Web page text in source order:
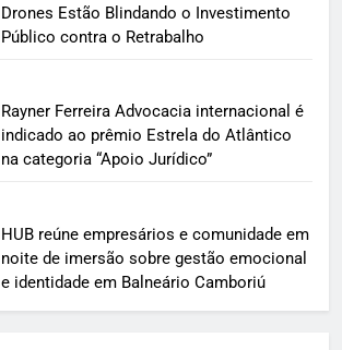
Drones Estão Blindando o Investimento
Público contra o Retrabalho
Rayner Ferreira Advocacia internacional é
indicado ao prêmio Estrela do Atlântico
na categoria “Apoio Jurídico”
HUB reúne empresários e comunidade em
noite de imersão sobre gestão emocional
e identidade em Balneário Camboriú